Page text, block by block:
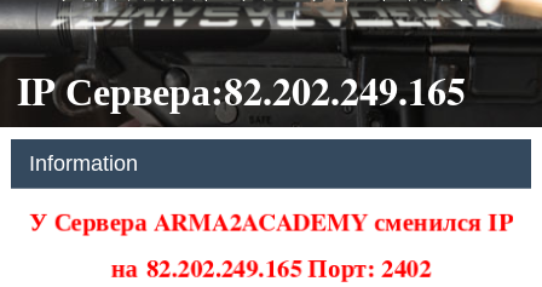
IP Сервера:82.202.249.165
Information
У Сервера ARMA2ACADEMY сменился IP
на82.202.249.165 Порт: 2402